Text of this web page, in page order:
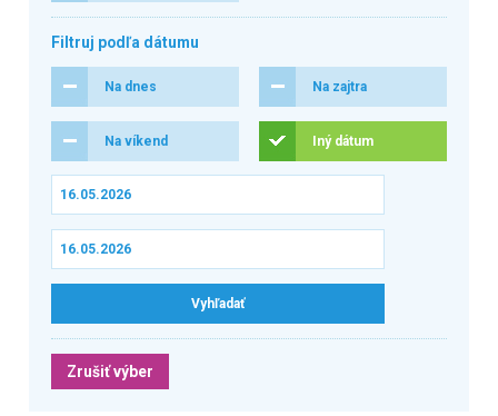
Filtruj podľa dátumu
Na dnes Na zajtra
Na víkend Iný dátum
Zrušiť výber